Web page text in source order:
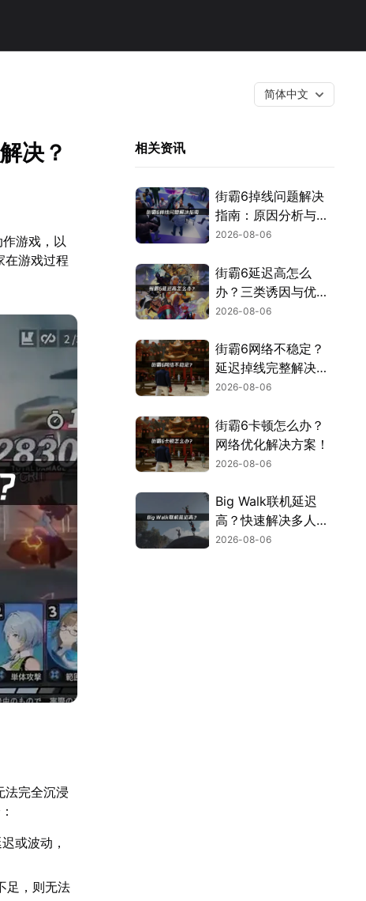
简体中文
决？
游戏，以
在游戏过程
法完全沉浸
或波动，
足，则无法
相关资讯
街霸6掉线问题解决
指南：原因分析与网
络优化技巧！
2026-08-06
街霸6延迟高怎么
办？三类诱因与优化
解决方案！
2026-08-06
街霸6网络不稳定？
延迟掉线完整解决指
南！
2026-08-06
街霸6卡顿怎么办？
网络优化解决方案！
2026-08-06
Big Walk联机延迟
高？快速解决多人联
机卡顿问题！
2026-08-06